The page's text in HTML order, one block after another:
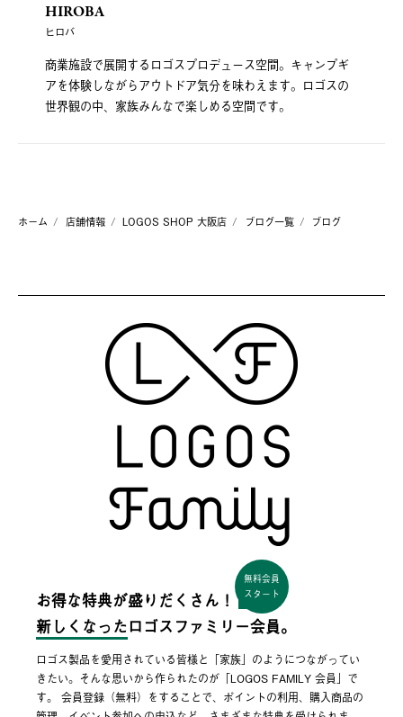
HIROBA
ヒロバ
商業施設で展開するロゴスプロデュース空間。キャンプギ
アを体験しながらアウトドア気分を味わえます。ロゴスの
世界観の中、家族みんなで楽しめる空間です。
ホーム 店舗情報 LOGOS SHOP 大阪店 ブログ一覧 ブログ
お得な特典が盛りだくさん！
無料会員
スタート
新しくなった ロゴスファミリー会員。
ロゴス製品を愛用されている皆様と「家族」のようにつながってい
きたい。そんな思いから作られたのが「LOGOS FAMILY 会員」で
す。 会員登録（無料）をすることで、ポイントの利用、購入商品の